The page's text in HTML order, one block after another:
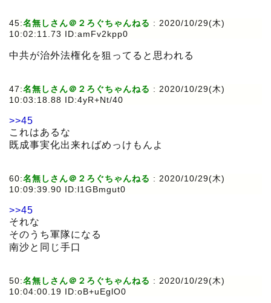
45:名無しさん＠２ろぐちゃんねる : 2020/10/29(木)
10:02:11.73 ID:amFv2kpp0
中共が治外法権化を狙ってると思われる
47:名無しさん＠２ろぐちゃんねる : 2020/10/29(木)
10:03:18.88 ID:4yR+Nt/40
>>45
これはあるな
既成事実化出来ればめっけもんよ
60:名無しさん＠２ろぐちゃんねる : 2020/10/29(木)
10:09:39.90 ID:l1GBmgut0
>>45
それな
そのうち軍隊になる
南沙と同じ手口
50:名無しさん＠２ろぐちゃんねる : 2020/10/29(木)
10:04:00.19 ID:oB+uEglO0